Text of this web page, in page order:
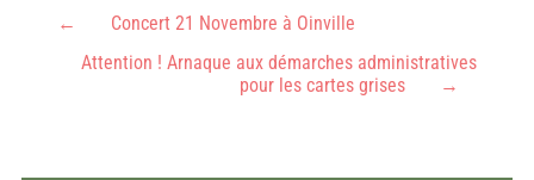
←
Concert 21 Novembre à Oinville
Attention ! Arnaque aux démarches administratives
pour les cartes grises
→